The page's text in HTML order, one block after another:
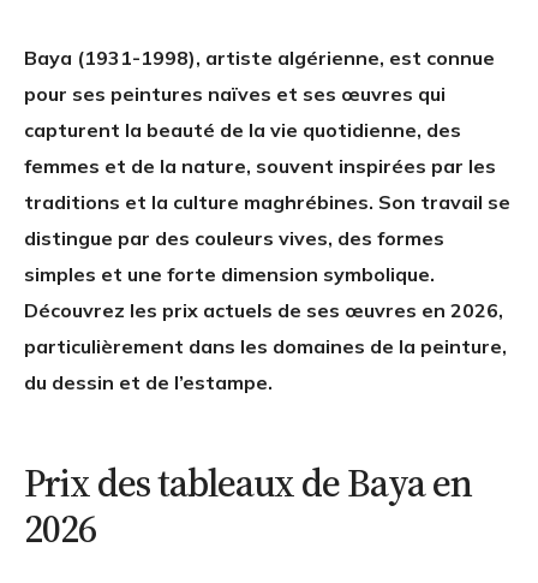
Baya (1931-1998), artiste algérienne, est connue
pour ses peintures naïves et ses œuvres qui
capturent la beauté de la vie quotidienne, des
femmes et de la nature, souvent inspirées par les
traditions et la culture maghrébines. Son travail se
distingue par des couleurs vives, des formes
simples et une forte dimension symbolique.
Découvrez les prix actuels de ses œuvres en 2026,
particulièrement dans les domaines de la peinture,
du dessin et de l’estampe.
Prix des tableaux de Baya en
2026